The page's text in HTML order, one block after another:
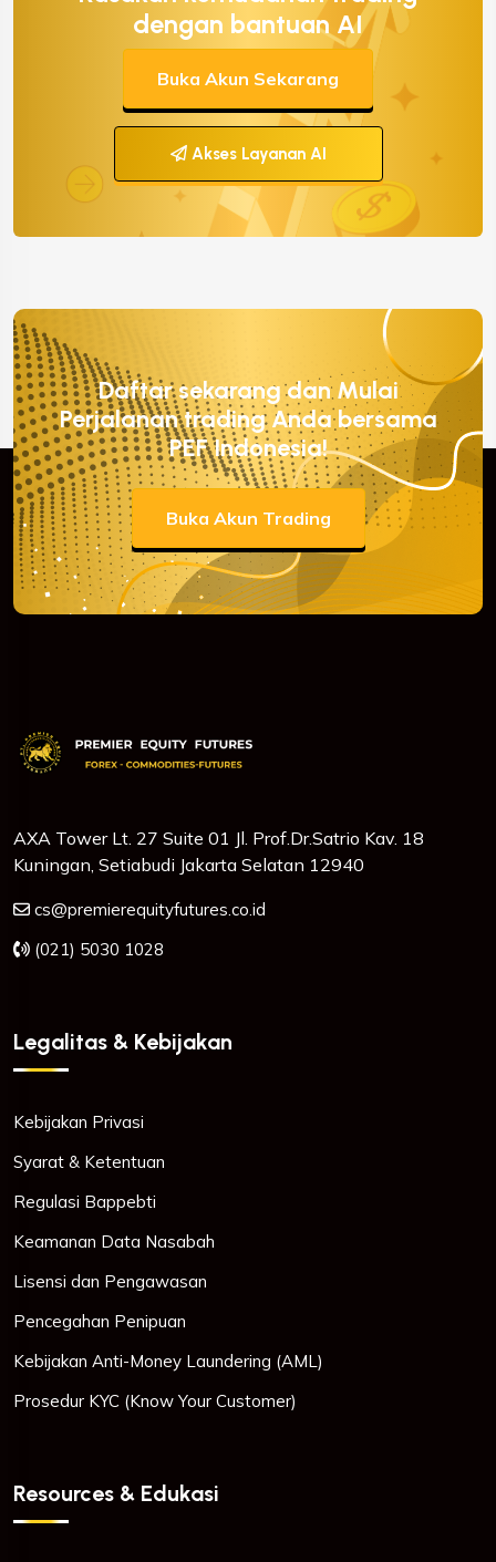
dengan bantuan AI
Buka Akun Sekarang
Akses Layanan AI
Daftar sekarang dan Mulai
Perjalanan trading Anda bersama
PEF Indonesia!
Buka Akun Trading
AXA Tower Lt. 27 Suite 01 Jl. Prof.Dr.Satrio Kav. 18
Kuningan, Setiabudi Jakarta Selatan 12940
cs@premierequityfutures.co.id
(021) 5030 1028
Legalitas & Kebijakan
Kebijakan Privasi
Syarat & Ketentuan
Regulasi Bappebti
Keamanan Data Nasabah
Lisensi dan Pengawasan
Pencegahan Penipuan
Kebijakan Anti-Money Laundering (AML)
Prosedur KYC (Know Your Customer)
Resources & Edukasi